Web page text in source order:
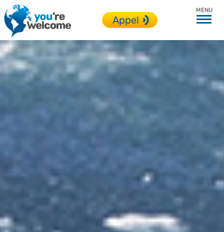
Appel
Toutes nos destinations